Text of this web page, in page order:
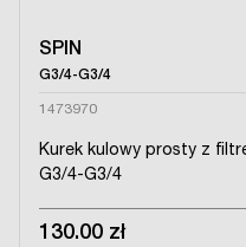
SPIN
G3/4-G3/4
1473970
Kurek kulowy prosty z
G3/4-G3/4
130.00 zł